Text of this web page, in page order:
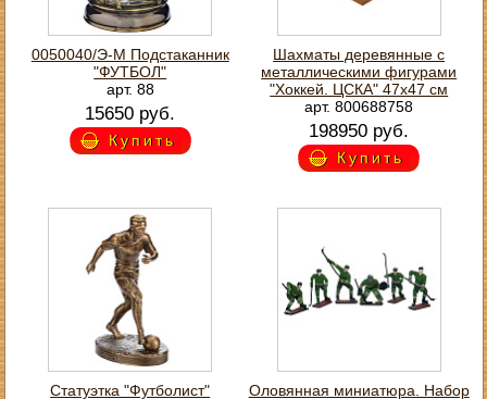
0050040/Э-М Подстаканник
"ФУТБОЛ"
арт. 88
15650 руб.
Купить
Шахматы деревянные с
металлическими фигурами
"Хоккей. ЦСКА" 47х47 см
арт. 800688758
198950 руб.
Купить
Статуэтка "Футболист"
Оловянная миниатюра. Набор